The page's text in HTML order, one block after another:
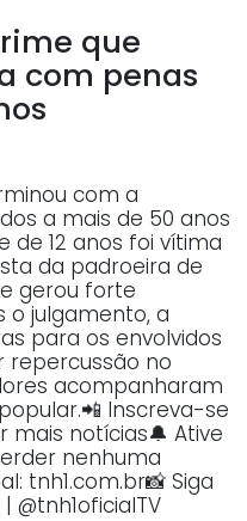
que
com penas
com a
a mais de 50 anos
de 12 anos foi vítima
da padroeira de
gerou forte
o julgamento, a
para os envolvidos
repercussão no
acompanharam
Inscreva-se
notícias🔔 Ative
nenhuma
tnh1.com.br📸 Siga
@tnh1oficialTV